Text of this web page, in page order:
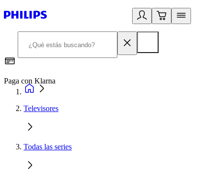
Paga con Klarna
Televisores
Todas las series